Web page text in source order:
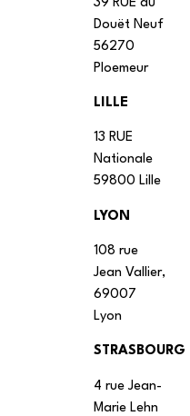
39 RUE du
Douët Neuf
56270
Ploemeur
LILLE
13 RUE
Nationale
59800 Lille
LYON
108 rue
Jean Vallier,
69007
Lyon
STRASBOURG
4 rue Jean-
Marie Lehn